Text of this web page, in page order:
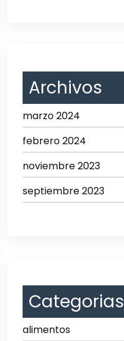
Archivos
marzo 2024
febrero 2024
noviembre 2023
septiembre 2023
Categorias
alimentos